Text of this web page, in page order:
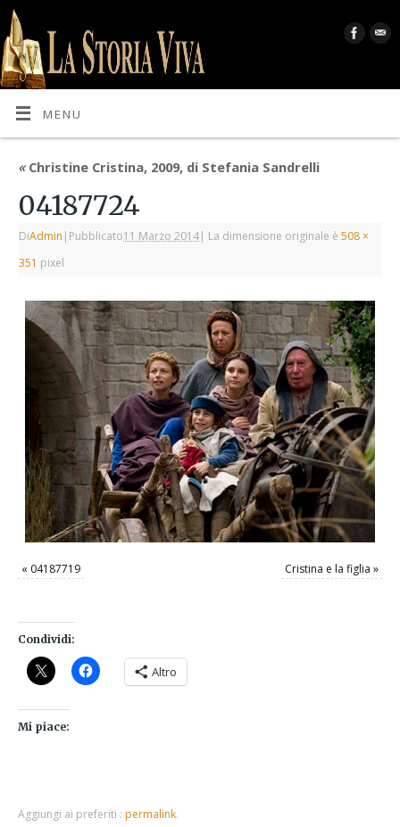
MENU
«Christine Cristina, 2009, di Stefania Sandrelli
04187724
DiAdmin | Pubblicato11 Marzo 2014| La dimensione originale è508 ×
351 pixel
« 04187719 Cristina e la figlia »
Condividi:
Altro
Mi piace:
Aggiungi ai preferiti : permalink.